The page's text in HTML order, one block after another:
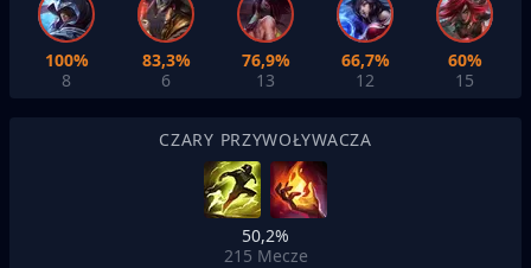
100%
8
83,3%
6
76,9%
13
66,7%
12
60%
15
CZARY PRZYWOŁYWACZA
50,2%
215 Mecze